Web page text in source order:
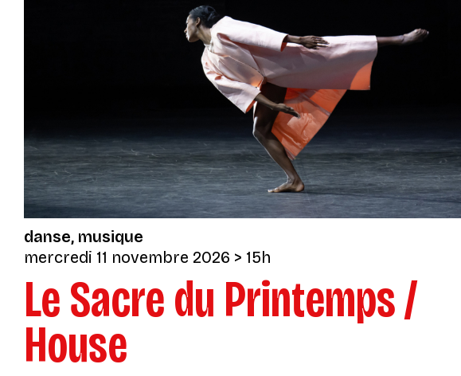
danse musique
mercredi 11 novembre 2026 > 15h
Le Sacre du Printemps /
House